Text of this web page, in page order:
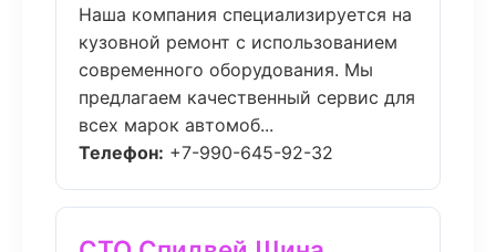
Наша компания специализируется на
кузовной ремонт с использованием
современного оборудования. Мы
предлагаем качественный сервис для
всех марок автомоб...
Телефон: +7-990-645-92-32